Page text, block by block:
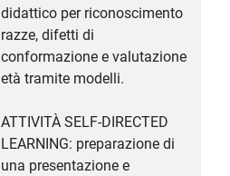
didattico per riconoscimento
razze, difetti di
conformazione e valutazione
età tramite modelli.
ATTIVITÀ SELF-DIRECTED
LEARNING: preparazione di
una presentazione e